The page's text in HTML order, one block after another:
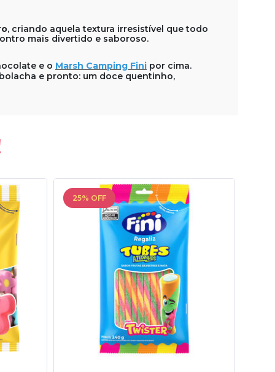
, criando aquela textura irresistível que todo
mais divertido e saboroso.
e o Marsh Camping Fini por cima.
e pronto: um doce quentinho,
25% OFF